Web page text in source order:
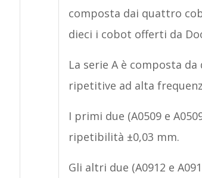
composta dai quattro
dieci i cobot offerti da
La serie A è composta
ripetitive ad alta
I primi due (A0509 e
ripetibilità ±0,03 mm.
Gli altri due (A0912 e